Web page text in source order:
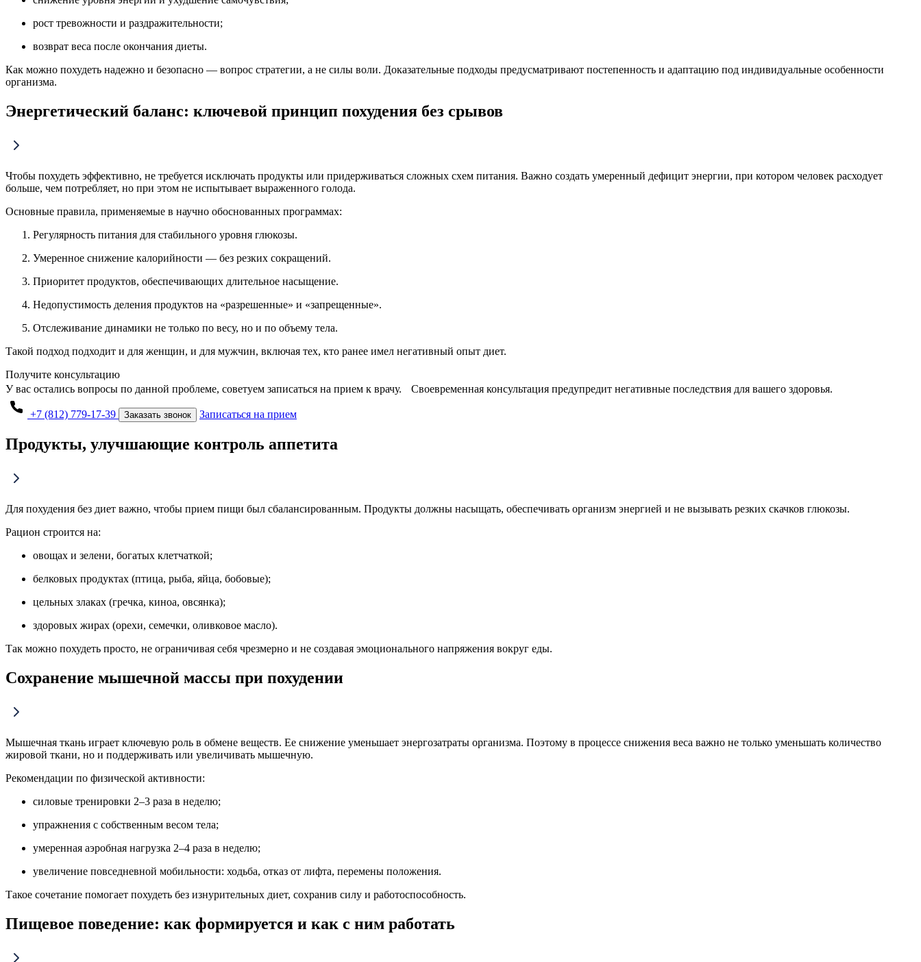
рост тревожности и раздражительности;
возврат веса после окончания диеты.
Как можно похудеть надежно и безопасно — вопрос стратегии, а не силы воли. Доказательные подходы предусматривают постепенность и адаптацию под индивидуальные особенности
организма.
Энергетический баланс: ключевой принцип похудения без срывов
Чтобы похудеть эффективно, не требуется исключать продукты или придерживаться сложных схем питания. Важно создать умеренный дефицит энергии, при котором человек расходует
больше, чем потребляет, но при этом не испытывает выраженного голода.
Основные правила, применяемые в научно обоснованных программах:
Регулярность питания для стабильного уровня глюкозы.
Умеренное снижение калорийности — без резких сокращений.
Приоритет продуктов, обеспечивающих длительное насыщение.
Недопустимость деления продуктов на «разрешенные» и «запрещенные».
Отслеживание динамики не только по весу, но и по объему тела.
Такой подход подходит и для женщин, и для мужчин, включая тех, кто ранее имел негативный опыт диет.
Получите консультацию
У вас остались вопросы по данной проблеме, советуем записаться на прием к врачу. Своевременная консультация предупредит негативные последствия для вашего здоровья.
+7 (812) 779-17-39 Заказать звонок Записаться на прием
Продукты, улучшающие контроль аппетита
Для похудения без диет важно, чтобы прием пищи был сбалансированным. Продукты должны насыщать, обеспечивать организм энергией и не вызывать резких скачков глюкозы.
Рацион строится на:
овощах и зелени, богатых клетчаткой;
белковых продуктах (птица, рыба, яйца, бобовые);
цельных злаках (гречка, киноа, овсянка);
здоровых жирах (орехи, семечки, оливковое масло).
Так можно похудеть просто, не ограничивая себя чрезмерно и не создавая эмоционального напряжения вокруг еды.
Сохранение мышечной массы при похудении
Мышечная ткань играет ключевую роль в обмене веществ. Ее снижение уменьшает энергозатраты организма. Поэтому в процессе снижения веса важно не только уменьшать количество
жировой ткани, но и поддерживать или увеличивать мышечную.
Рекомендации по физической активности:
силовые тренировки 2–3 раза в неделю;
упражнения с собственным весом тела;
умеренная аэробная нагрузка 2–4 раза в неделю;
увеличение повседневной мобильности: ходьба, отказ от лифта, перемены положения.
Такое сочетание помогает похудеть без изнурительных диет, сохранив силу и работоспособность.
Пищевое поведение: как формируется и как с ним работать